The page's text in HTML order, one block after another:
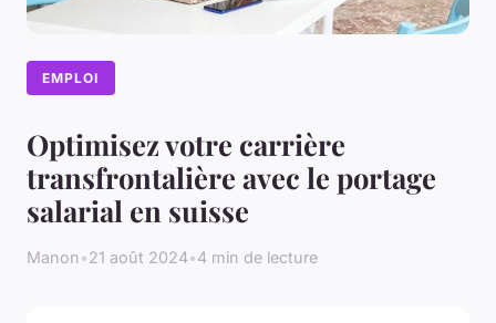
EMPLOI
Optimisez votre carrière
transfrontalière avec le portage
salarial en suisse
Manon•21 août 2024•4 min de lecture